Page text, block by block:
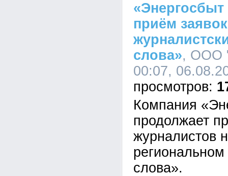
приём
слова», ООО
00:07,
Компания
продолжает
журналистов
слова».